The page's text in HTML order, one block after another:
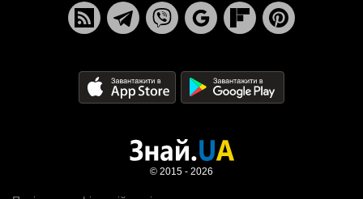
© 2015 - 2026